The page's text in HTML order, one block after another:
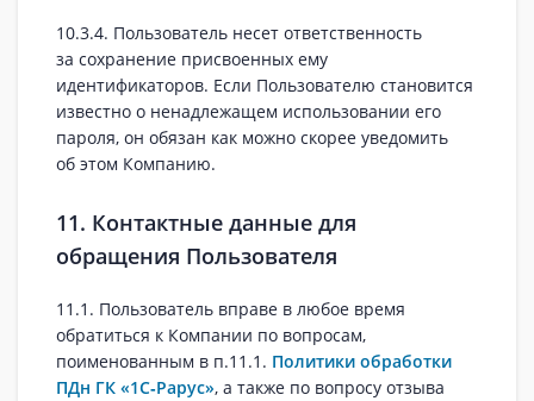
10.3.4. Пользователь несет ответственность
за сохранение присвоенных ему
идентификаторов. Если Пользователю становится
известно о ненадлежащем использовании его
пароля, он обязан как можно скорее уведомить
об этом Компанию.
11. Контактные данные для
обращения Пользователя
11.1. Пользователь вправе в любое время
обратиться к Компании по вопросам,
поименованным в п.11.1. Политики обработки
ПДн ГК «1С‑Рарус», а также по вопросу отзыва